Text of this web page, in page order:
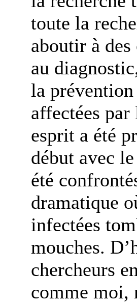
toute la
aboutir à
au
la prévention
affectées
esprit a été
début avec
été
dramatique
infectées
mouches.
chercheurs
comme moi,